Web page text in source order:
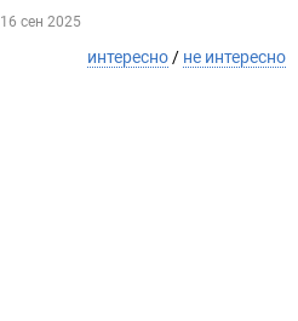
16 сен 2025
интересно / не интересно